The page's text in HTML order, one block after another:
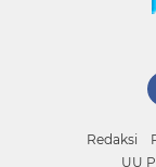
Redaksi
UU